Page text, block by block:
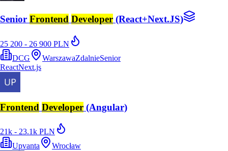
Senior Frontend Developer (React+Next.JS)
25 200 - 26 900 PLN
DCG
WarszawaZdalnieSenior
ReactNext.js
Frontend Developer (Angular)
21k - 23.1k PLN
Upvanta
Wrocław